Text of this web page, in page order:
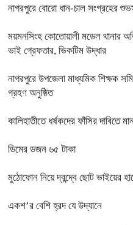
নাগরপুরে বোরো ধান-চাল সংগ্রহের
ময়মনসিংহ কোতোয়ালী মডেল থানার
ভাই গ্রেফতার, ভিকটিম উদ্ধার
নাগরপুরে উপজেলা মাধ্যমিক শিক্ষক
গ্রহণ অনুষ্ঠিত
কালিহাতীতে ধর্ষকদের ফাঁসির দাবিতে
ডিমের ডজন ৬৫ টাকা
মুঠোফোন নিয়ে দ্বন্দ্বে ছোট ভাইয়ের
একশ’র বেশি হ্রদ যে উদ্যানে